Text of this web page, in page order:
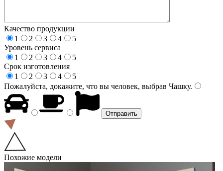
Качество продукции
1
2 3 4
5
Уровень сервиса
1
2 3 4
5
Срок изготовления
1
2 3 4
5
Пожалуйста, докажите, что вы человек, выбрав Чашку.
Похожие модели